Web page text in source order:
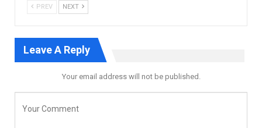
PREV NEXT
Leave A Reply
Your email address will not be published.